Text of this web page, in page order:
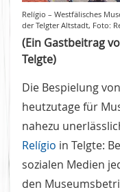
Relígio – Westfälisches
der Telgter Altstadt, Foto:
(Ein Gastbeitrag
Telgte)
Die Bespielung
heutzutage für
nahezu
Relígio in Telgte:
sozialen Medien
den